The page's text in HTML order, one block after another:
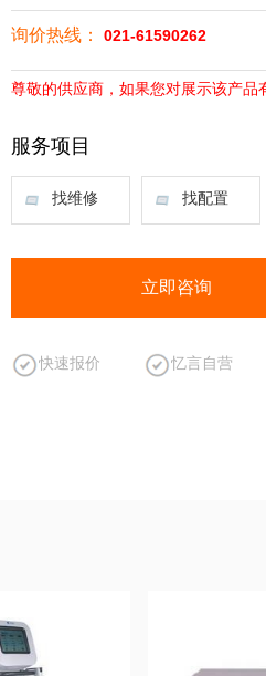
询价热线： 021-61590262
尊敬的供应商，如果您对展示该产品
服务项目
找维修 找配置
立即咨询
快速报价 忆言自营